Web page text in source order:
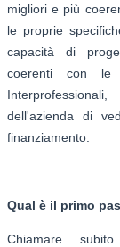
migliori e più
le proprie
capacità di
coerenti con le
dell'azienda di
finanziamento.
Qual è il primo
Chiamare